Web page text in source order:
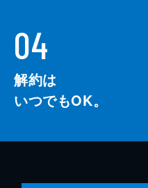
04
解約は
いつでもOK。